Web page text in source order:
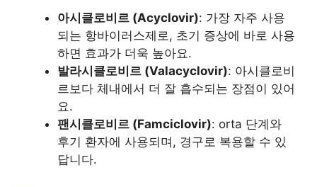
아시클로비르 (Acyclovir): 가장 자주 사용
되는 항바이러스제로, 초기 증상에 바로 사용
하면 효과가 더욱 높아요.
발라시클로비르 (Valacyclovir): 아시클로비
르보다 체내에서 더 잘 흡수되는 장점이 있어
요.
팬시클로비르 (Famciclovir): orta 단계와
후기 환자에 사용되며, 경구로 복용할 수 있
답니다.